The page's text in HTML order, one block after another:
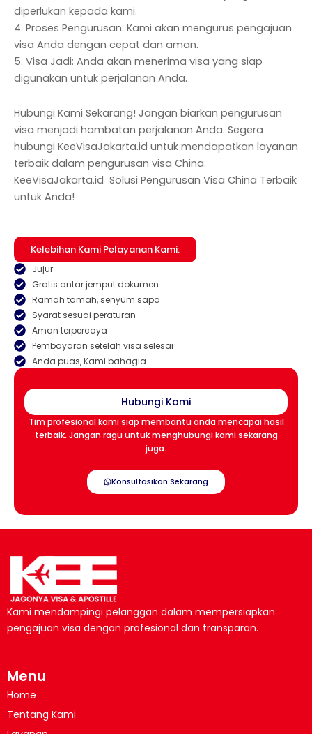
diperlukan kepada kami.
4. Proses Pengurusan: Kami akan mengurus pengajuan
visa Anda dengan cepat dan aman.
5. Visa Jadi: Anda akan menerima visa yang siap
digunakan untuk perjalanan Anda.
Hubungi Kami Sekarang! Jangan biarkan pengurusan
visa menjadi hambatan perjalanan Anda. Segera
hubungi KeeVisaJakarta.id untuk mendapatkan layanan
terbaik dalam pengurusan visa China.
KeeVisaJakarta.id Solusi Pengurusan Visa China Terbaik
untuk Anda!
Kelebihan Kami Pelayanan Kami:
Jujur
Gratis antar jemput dokumen
Ramah tamah, senyum sapa
Syarat sesuai peraturan
Aman terpercaya
Pembayaran setelah visa selesai
Anda puas, Kami bahagia
Hubungi Kami
Tim profesional kami siap membantu anda mencapai hasil
terbaik. Jangan ragu untuk menghubungi kami sekarang
juga.
Konsultasikan Sekarang
Kami mendampingi pelanggan dalam mempersiapkan
pengajuan visa dengan profesional dan transparan.
Menu
Home
Tentang Kami